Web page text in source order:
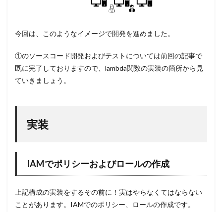
今回は、このようなイメージで開発を進めました。
①のソースコード開発およびテストについては前回の記事で
既に完了しておりますので、lambda関数の実装の箇所から見
ていきましょう。
実装
IAMでポリシーおよびロールの作成
上記構成の実装をするその前に！実はやらなくてはならない
ことがあります。IAMでのポリシー、ロールの作成です。